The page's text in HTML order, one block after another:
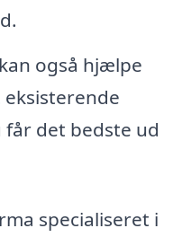
også hjælpe
får det bedste ud
specialiseret i